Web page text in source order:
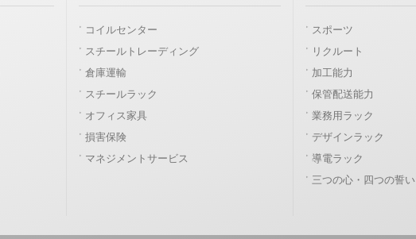
コイルセンター
スチールトレーディング
倉庫運輸
スチールラック
オフィス家具
損害保険
マネジメントサービス
スポーツ
リクルート
加工能力
保管配送能力
業務用ラック
デザインラック
導電ラック
三つの心・四つの誓い